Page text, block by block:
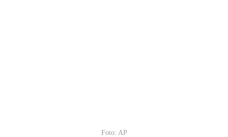
Foto: AP